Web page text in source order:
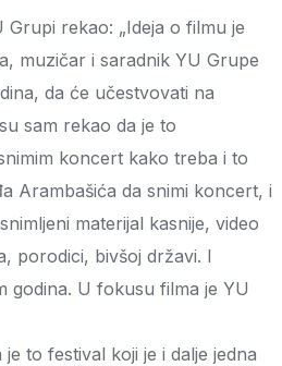
rekao: „Ideja o filmu je
muzičar i saradnik YU Grupe
da će učestvovati na
sam rekao da je to
koncert kako treba i to
Arambašića da snimi koncert, i
materijal kasnije, video
porodici, bivšoj državi. I
godina. U fokusu filma je YU
to festival koji je i dalje jedna